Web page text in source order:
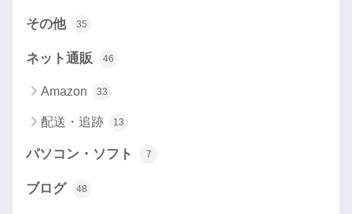
その他 35
ネット通販 46
Amazon 33
配送・追跡 13
パソコン・ソフト 7
ブログ 48